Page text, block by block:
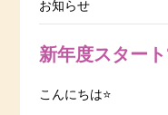
お知らせ
新年度スター
こんにちは⭐️